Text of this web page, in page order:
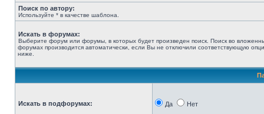
Поиск по автору:
Используйте * в качестве шаблона.
Искать в форумах:
Выберите форум или форумы, в которых будет произведен поиск. Поиск во
форумах производится автоматически, если Вы не отключили соответствующую
ниже.
Искать в подфорумах: Да Нет